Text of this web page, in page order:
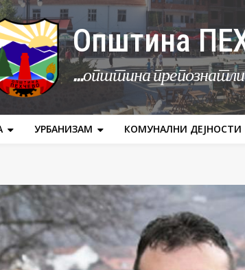
Општина
...општина
УРБАНИЗАМ КОМУНАЛНИ ДЕЈНОСТИ